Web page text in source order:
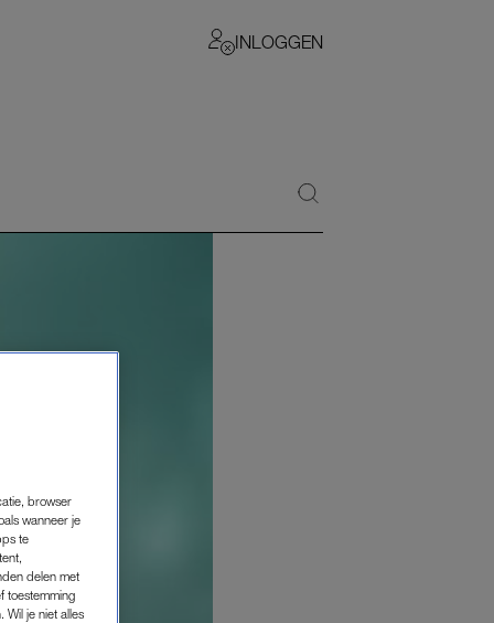
INLOGGEN
browser
wanneer je
te
delen met
toestemming
Wil je niet alles